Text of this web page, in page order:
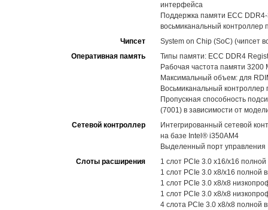
интерфейса
Поддержка памяти ECC
восьмиканальный контроллер
Чипсет
System on Chip (SoC) (чипсет
Оперативная память
Типы памяти: ECC DDR4
Рабочая частота памяти 3200
Максимальный объем: для
Восьмиканальный контроллер
Пропускная способность
(7001) в зависимости от
Сетевой контроллер
Интегрированный сетевой
на базе Intel® i350AM4
Выделенный порт управления
Слоты расширения
1 слот PCIe 3.0 x16/x16
1 слот PCIe 3.0 x8/x16 полной
1 слот PCIe 3.0 x8/x8
1 слот PCIe 3.0 x8/x8
4 слота PCIe 3.0 x8/x8 полной